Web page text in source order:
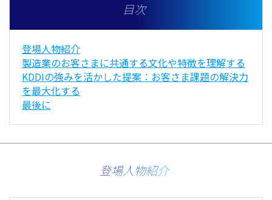
目次
登場人物紹介
製造業のお客さまに共通する文化や特徴を理解する
KDDIの強みを活かした提案：お客さま課題の解決力
を最大化する
最後に
登場人物紹介